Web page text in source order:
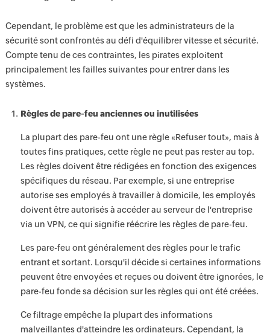
Cependant, le problème est que les administrateurs de la
sécurité sont confrontés au défi d'équilibrer vitesse et sécurité.
Compte tenu de ces contraintes, les pirates exploitent
principalement les failles suivantes pour entrer dans les
systèmes.
Règles de pare-feu anciennes ou inutilisées
La plupart des pare-feu ont une règle «Refuser tout», mais à
toutes fins pratiques, cette règle ne peut pas rester au top.
Les règles doivent être rédigées en fonction des exigences
spécifiques du réseau. Par exemple, si une entreprise
autorise ses employés à travailler à domicile, les employés
doivent être autorisés à accéder au serveur de l'entreprise
via un VPN, ce qui signifie réécrire les règles de pare-feu.
Les pare-feu ont généralement des règles pour le trafic
entrant et sortant. Lorsqu'il décide si certaines informations
peuvent être envoyées et reçues ou doivent être ignorées, le
pare-feu fonde sa décision sur les règles qui ont été créées.
Ce filtrage empêche la plupart des informations
malveillantes d'atteindre les ordinateurs. Cependant, la